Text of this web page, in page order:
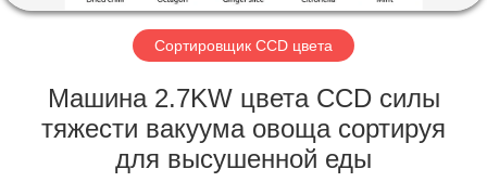
ПУТЕШЕСТВИЕ
ФАБРИКИ
ПРОВЕРКА
КАЧЕСТВА
Сортировщик CCD цвета
Машина 2.7KW цвета CCD силы
тяжести вакуума овоща сортируя
для высушенной еды